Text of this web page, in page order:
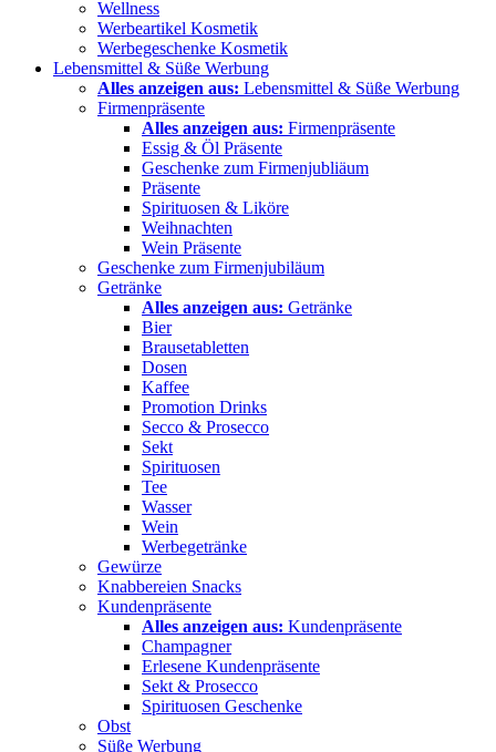
Wellness
Werbeartikel Kosmetik
Werbegeschenke Kosmetik
Lebensmittel & Süße Werbung
Alles anzeigen aus: Lebensmittel & Süße Werbung
Firmenpräsente
Alles anzeigen aus: Firmenpräsente
Essig & Öl Präsente
Geschenke zum Firmenjubliäum
Präsente
Spirituosen & Liköre
Weihnachten
Wein Präsente
Geschenke zum Firmenjubiläum
Getränke
Alles anzeigen aus: Getränke
Bier
Brausetabletten
Dosen
Kaffee
Promotion Drinks
Secco & Prosecco
Sekt
Spirituosen
Tee
Wasser
Wein
Werbegetränke
Gewürze
Knabbereien Snacks
Kundenpräsente
Alles anzeigen aus: Kundenpräsente
Champagner
Erlesene Kundenpräsente
Sekt & Prosecco
Spirituosen Geschenke
Obst
Süße Werbung